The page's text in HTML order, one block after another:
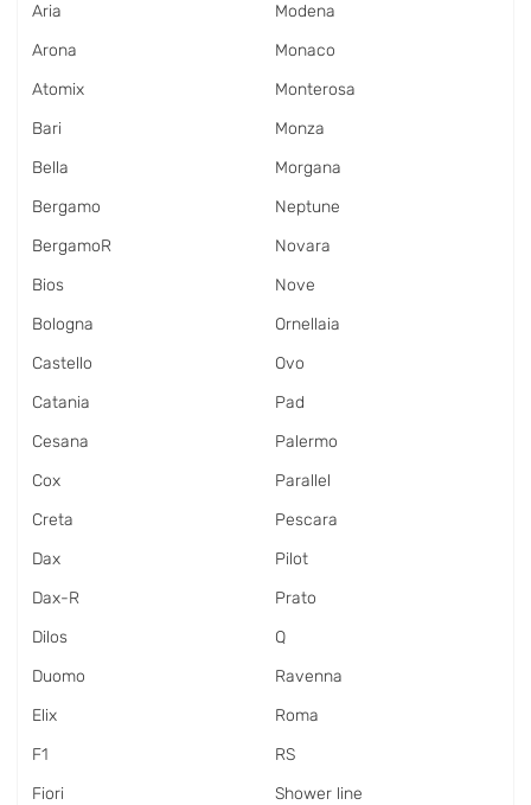
Aria
Arona
Atomix
Bari
Bella
Bergamo
BergamoR
Bios
Bologna
Castello
Catania
Cesana
Cox
Creta
Dax
Dax-R
Dilos
Duomo
Elix
F1
Fiori
Modena
Monaco
Monterosa
Monza
Morgana
Neptune
Novara
Nove
Ornellaia
Ovo
Pad
Palermo
Parallel
Pescara
Pilot
Prato
Q
Ravenna
Roma
RS
Shower line